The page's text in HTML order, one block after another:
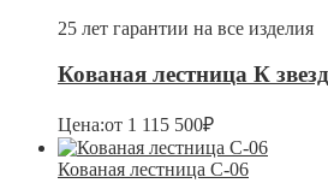
25 лет гарантии на все изделия
Кованая лестница К
Цена:от 1 115 500₽
Кованая лестница С-06